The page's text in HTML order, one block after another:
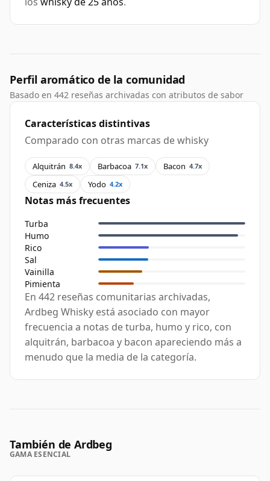
Perfil aromático de la comunidad
Basado en 442 reseñas archivadas con atributos de sabor
Características distintivas
Comparado con otras marcas de whisky
Alquitrán 8.4x Barbacoa 7.1x Bacon 4.7x
Ceniza 4.5x Yodo 4.2x
Notas más frecuentes
Turba
Humo
Rico
Sal
Vainilla
Pimienta
En 442 reseñas comunitarias archivadas,
Ardbeg Whisky está asociado con mayor
frecuencia a notas de turba, humo y rico, con
alquitrán, barbacoa y bacon apareciendo más a
menudo que la media de la categoría.
También de Ardbeg
GAMA ESENCIAL